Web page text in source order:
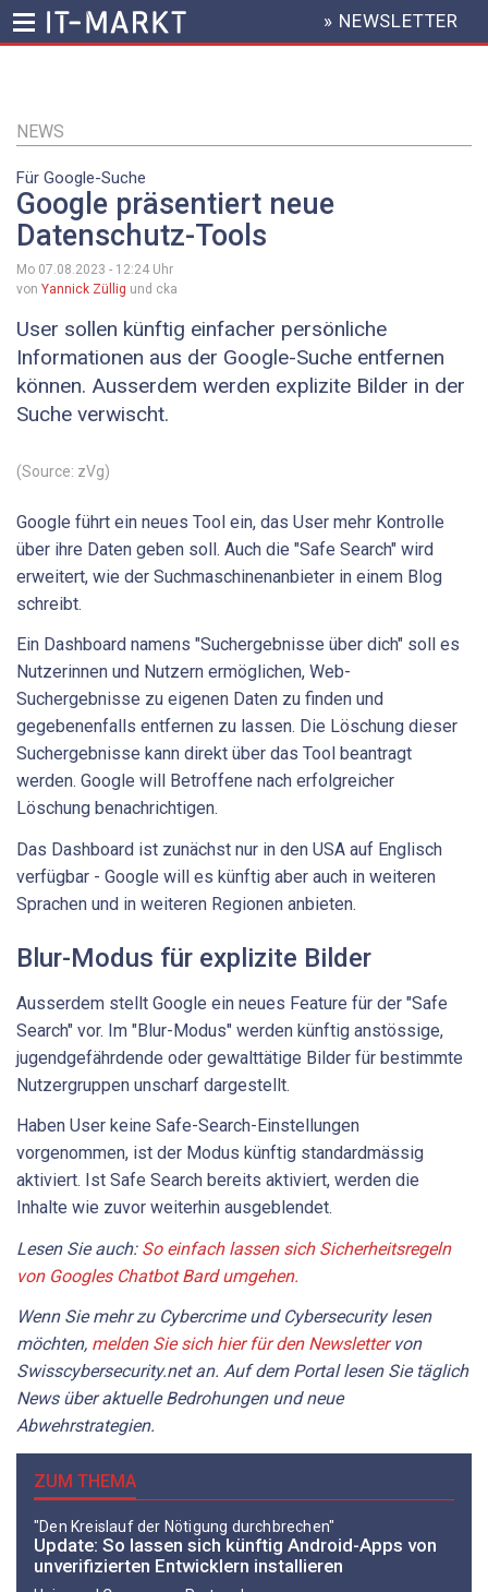
Inhalt
HEADER
MENU
» NEWSLETTER
NEWS
Für Google-Suche
Google präsentiert neue
Datenschutz-Tools
Mo 07.08.2023 - 12:24 Uhr
von Yannick Züllig und cka
User sollen künftig einfacher persönliche
Informationen aus der Google-Suche entfernen
können. Ausserdem werden explizite Bilder in der
Suche verwischt.
(Source: zVg)
Google führt ein neues Tool ein, das User mehr Kontrolle
über ihre Daten geben soll. Auch die "Safe Search" wird
erweitert, wie der Suchmaschinenanbieter in einem Blog
schreibt.
Ein Dashboard namens "Suchergebnisse über dich" soll es
Nutzerinnen und Nutzern ermöglichen, Web-
Suchergebnisse zu eigenen Daten zu finden und
gegebenenfalls entfernen zu lassen. Die Löschung dieser
Suchergebnisse kann direkt über das Tool beantragt
werden. Google will Betroffene nach erfolgreicher
Löschung benachrichtigen.
Das Dashboard ist zunächst nur in den USA auf Englisch
verfügbar - Google will es künftig aber auch in weiteren
Sprachen und in weiteren Regionen anbieten.
Blur-Modus für explizite Bilder
Ausserdem stellt Google ein neues Feature für der "Safe
Search" vor. Im "Blur-Modus" werden künftig anstössige,
jugendgefährdende oder gewalttätige Bilder für bestimmte
Nutzergruppen unscharf dargestellt.
Haben User keine Safe-Search-Einstellungen
vorgenommen, ist der Modus künftig standardmässig
aktiviert. Ist Safe Search bereits aktiviert, werden die
Inhalte wie zuvor weiterhin ausgeblendet.
Lesen Sie auch: So einfach lassen sich Sicherheitsregeln
von Googles Chatbot Bard umgehen.
Wenn Sie mehr zu Cybercrime und Cybersecurity lesen
möchten, melden Sie sich hier für den Newslettervon
Swisscybersecurity.net an. Auf dem Portal lesen Sie täglich
News über aktuelle Bedrohungen und neue
Abwehrstrategien.
ZUM THEMA
"Den Kreislauf der Nötigung durchbrechen"
Update: So lassen sich künftig Android-Apps von
unverifizierten Entwicklern installieren